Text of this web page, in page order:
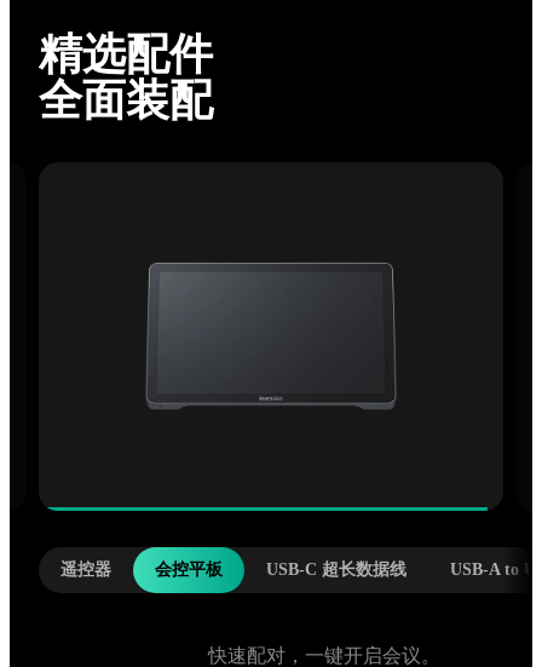
精选配件
全面装配
遥控器 会控平板 USB-C 超长数据线 USB-A to USB-
USB-C 超长数据线，可选长度 10m/30m。